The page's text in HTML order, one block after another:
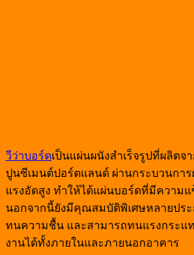
วีว่าบอร์ดเป็นแผ่นผนังสำเร็จรูปที่ผลิตจ
ปูนซีเมนต์ปอร์ตแลนด์ ผ่านกระบวนกา
แรงอัดสูง ทำให้ได้แผ่นบอร์ดที่มีความ
นอกจากนี้ยังมีคุณสมบัติพิเศษหลายปร
ทนความชื้น และสามารถทนแรงกระแ
งานได้ทั้งภายในและภายนอกอาคาร